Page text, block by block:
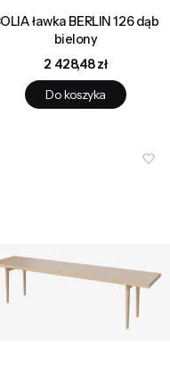
ławka BERLIN 126 dąb
bielony
Cena
2 428,48 zł
Do koszyka